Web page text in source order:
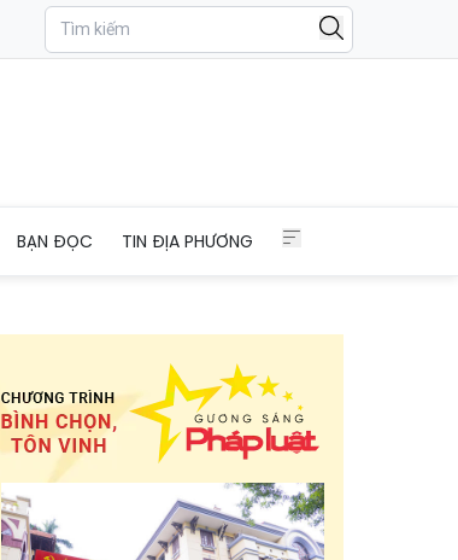
BẠN ĐỌC TIN ĐỊA PHƯƠNG